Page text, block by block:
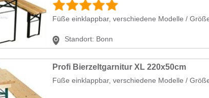
Füße einklappbar, verschiedene Modelle /
Standort: Bonn
Profi Bierzeltgarnitur XL 220x50cm
Füße einklappbar, verschiedene Modelle /